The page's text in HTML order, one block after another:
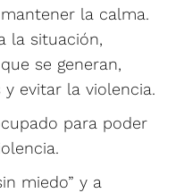
la calma.
la situación,
se generan,
evitar la violencia.
para poder
miedo” y a